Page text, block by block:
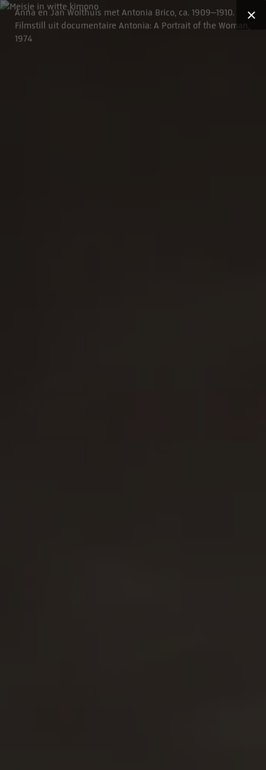
Anna en Jan Wolthuis met Antonia Brico, ca. 1909–1910.
Filmstill uit documentaire Antonia: A Portrait of the Woman,
1974